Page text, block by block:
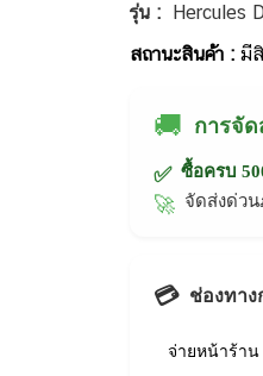
รุ่น : Hercules
สถานะสินค้า : มี
🚚 การจัด
✅ ซื้อครบ
🚀 จัดส่งด่ว
💳 ช่องทาง
จ่ายหน้าร้าน